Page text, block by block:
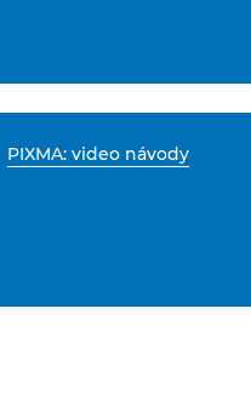
PIXMA: video návody